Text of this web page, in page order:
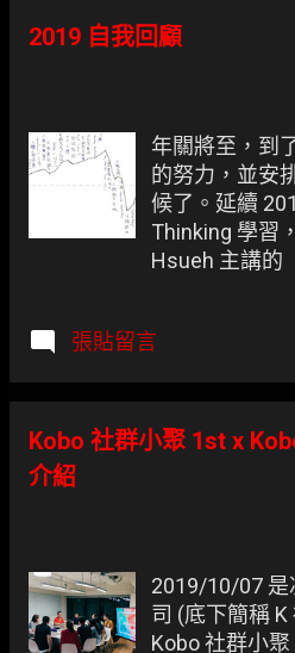
表
2019 自我回顧
年關將至，到
的努力，並安
候了。延續
Thinking 學習
Hsueh 主講的
DevOps 實踐
張貼留言
Kobo 社群小聚 1st x
介紹
2019/10/07 是
司 (底下簡稱
Kobo 社群小